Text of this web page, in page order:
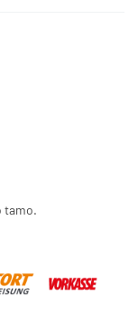
tamo.